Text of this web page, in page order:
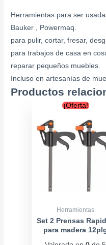
Herramientas para ser
Bauker , Powermaq.
para pulir, cortar, fresar,
para trabajos de casa en
reparar pequeños muebles.
Incluso en artesanías de
Productos
¡Oferta!
Herramientas
Set 2 Prensas
para madera
Original
was: